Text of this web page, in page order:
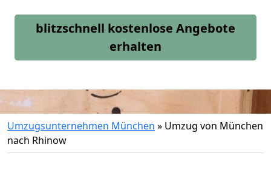
blitzschnell kostenlose Angebote
erhalten
Umzugsunternehmen München » Umzug von München
nach Rhinow